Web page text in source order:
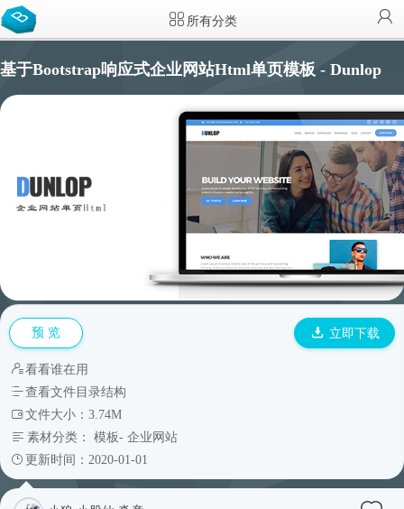
所有分类
基于Bootstrap响应式企业网站Html单页模板 - Dunlop
预 览 立即下载
看看谁在用
查看文件目录结构
文件大小：3.74M
素材分类： 模板- 企业网站
更新时间：2020-01-01